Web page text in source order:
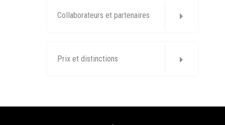
Collaborateurs et partenaires
Prix et distinctions